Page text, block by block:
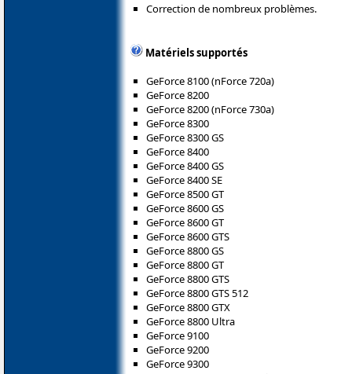
Correction de nombreux problèmes.
Matériels supportés
GeForce 8100 (nForce 720a)
GeForce 8200
GeForce 8200 (nForce 730a)
GeForce 8300
GeForce 8300 GS
GeForce 8400
GeForce 8400 GS
GeForce 8400 SE
GeForce 8500 GT
GeForce 8600 GS
GeForce 8600 GT
GeForce 8600 GTS
GeForce 8800 GS
GeForce 8800 GT
GeForce 8800 GTS
GeForce 8800 GTS 512
GeForce 8800 GTX
GeForce 8800 Ultra
GeForce 9100
GeForce 9200
GeForce 9300